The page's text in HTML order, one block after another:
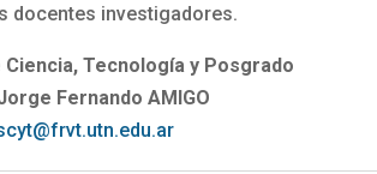
docentes investigadores.
Tecnología y Posgrado
Fernando AMIGO